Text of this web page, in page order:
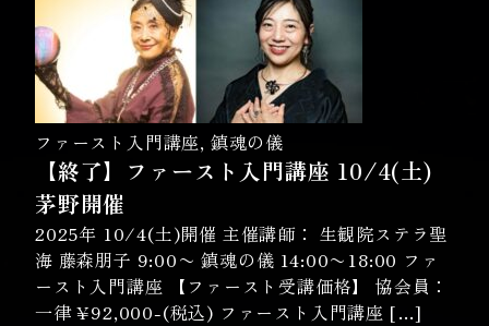
ファースト入門講座, 鎮魂の儀
【終了】ファースト入門講座 10/4(土)
茅野開催
2025年 10/4(土)開催 主催講師： 生観院ステラ聖
海 藤森朋子 9:00〜 鎮魂の儀 14:00〜18:00 ファ
ースト入門講座 【ファースト受講価格】 協会員：
一律 ¥92,000-(税込) ファースト入門講座 […]